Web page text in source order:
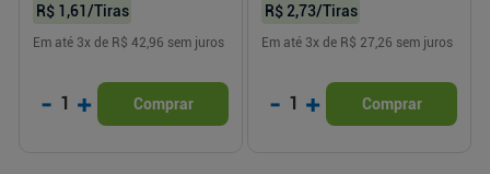
R$ 1,61/Tiras
Em até 3x de R$ 42,96 sem juros
- 1 + Comprar
R$ 2,73/Tiras
Em até 3x de R$ 27,26 sem juros
- 1 + Comprar